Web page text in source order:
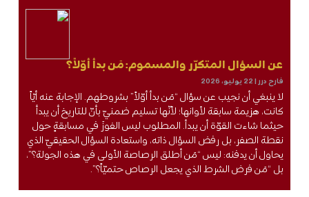
عن السؤال المتكرّر والمسموم: مَن بدأ أوّلاً؟
فارح درر 22 يوليو، 2026
لا ينبغي أن نجيب عن سؤال “مَن بدأ أوّلاً” بشروطهم. الإجابة عنه أيّاً
كانت، هزيمة سابقة لأوانها؛ لأنّها تسليم ضمنيّ بأنّ للتاريخ أن يبدأ
حيثما شاءت القوّة أن يبدأ. المطلوب ليس الفوزَ في مسابقةٍ حول
نقطة الصفر، بل رفض السؤال ذاته، واستعادة السؤال الحقيقيّ الذي
يحاول أن يدفنه: ليس “مَن أطلق الرصاصة الأولى في هذه الجولة؟”،
بل “مَن فرض الشرط الذي يجعل الرصاص حتميّاً؟”.